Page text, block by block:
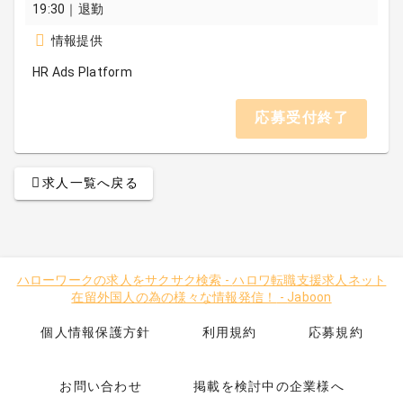
19:30｜退勤
情報提供
HR Ads Platform
応募受付終了
求人一覧へ戻る
ハローワークの求人をサクサク検索 -ハロワ転職支援求人ネット
在留外国人の為の様々な情報発信！
- Jaboon
個人情報保護方針 利用規約 応募規約
お問い合わせ 掲載を検討中の企業様へ